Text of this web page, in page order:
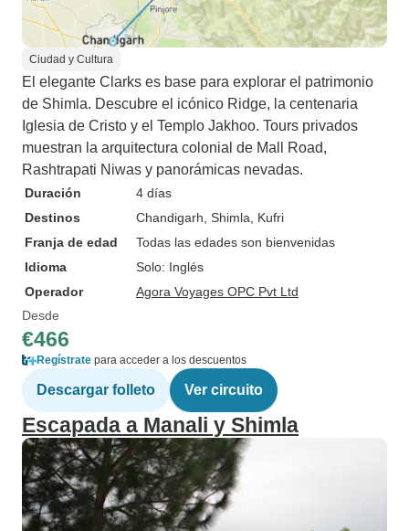
Ciudad y Cultura
El elegante Clarks es base para explorar el patrimonio
de Shimla. Descubre el icónico Ridge, la centenaria
Iglesia de Cristo y el Templo Jakhoo. Tours privados
muestran la arquitectura colonial de Mall Road,
Rashtrapati Niwas y panorámicas nevadas.
Duración
4 días
Destinos
Chandigarh , Shimla , Kufri
Franja de edad
Todas las edades son bienvenidas
Idioma
Solo: Inglés
Operador
Agora Voyages OPC Pvt Ltd
Desde
€466
Regístrate para acceder a los descuentos
Descargar folleto Ver circuito
Escapada a Manali y Shimla